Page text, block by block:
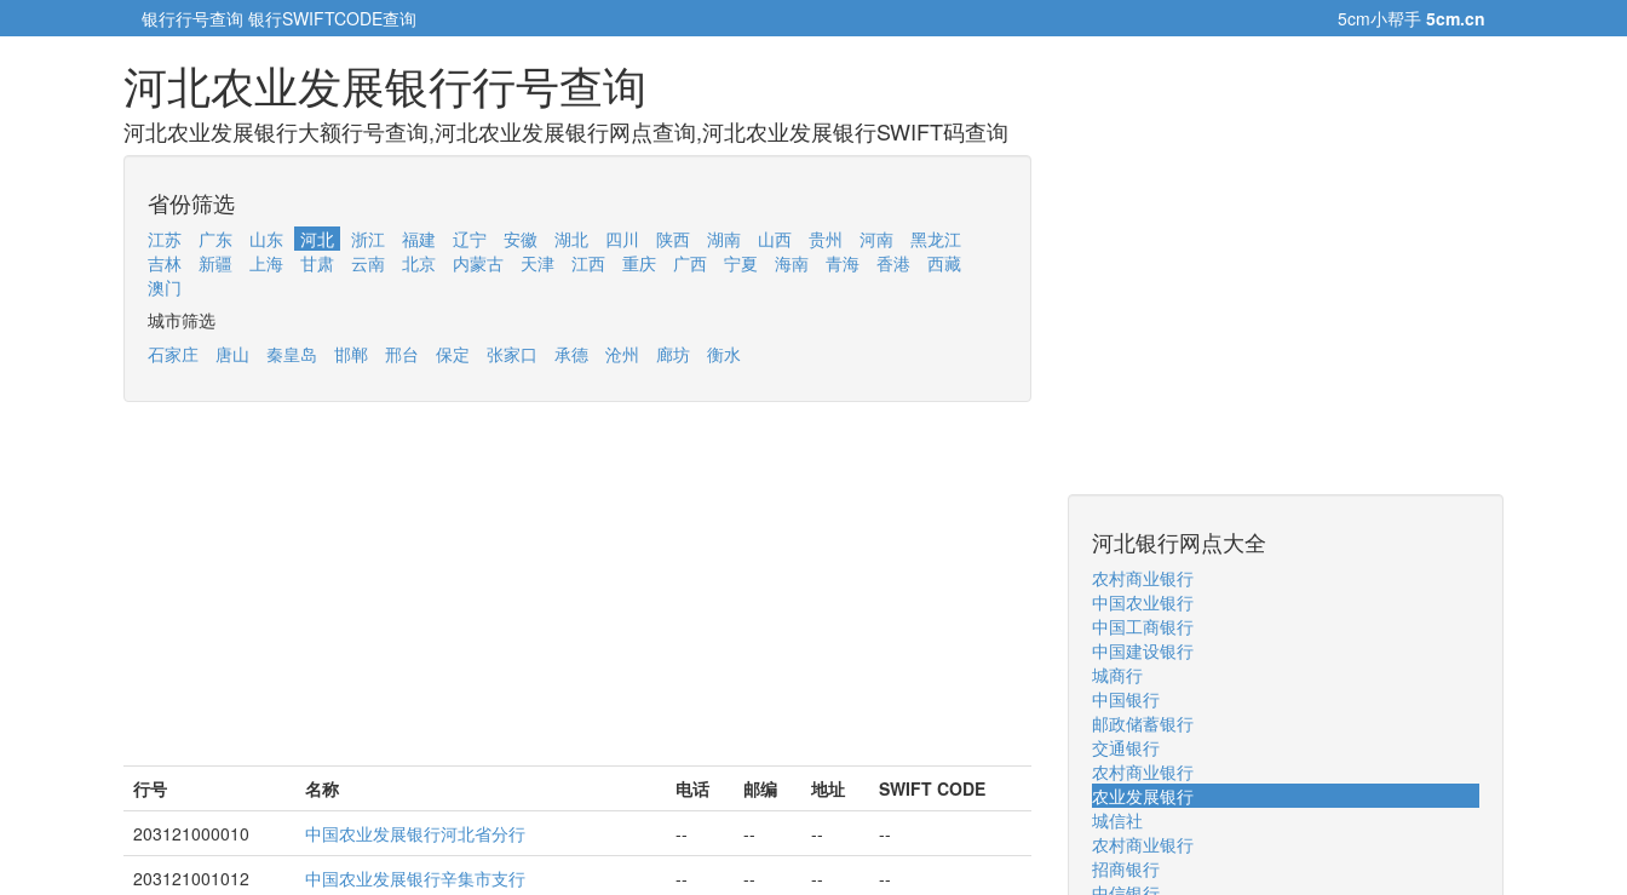
银行行号查询 银行SWIFTCODE查询 5cm小帮手 5cm.cn
河北农业发展银行行号查询
河北农业发展银行大额行号查询,河北农业发展银行网点查询,河北农业发展银行SWIFT码查询
省份筛选
江苏 广东 山东 河北 浙江 福建 辽宁 安徽 湖北 四川 陕西 湖南 山西 贵州 河南
黑龙江
吉林
新疆 上海 甘肃 云南 北京 内蒙古 天津 江西 重庆 广西 宁夏 海南 青海 香港
西藏
澳门
城市筛选
石家庄
唐山 秦皇岛 邯郸 邢台 保定 张家口 承德 沧州 廊坊 衡水
行号 名称 电话 邮编 地址
SWIFT CODE
203121000010
中国农业发展银行河北省分行 -- -- --
--
203121001012
中国农业发展银行辛集市支行 -- -- --
--
河北银行网点大全
农村商业银行
中国农业银行
中国工商银行
中国建设银行
城商行
中国银行
邮政储蓄银行
交通银行
农村商业银行
农业发展银行
城信社
农村商业银行
招商银行